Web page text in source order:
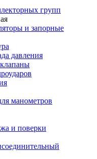
групп
и запорные
давления
манометров
и поверки